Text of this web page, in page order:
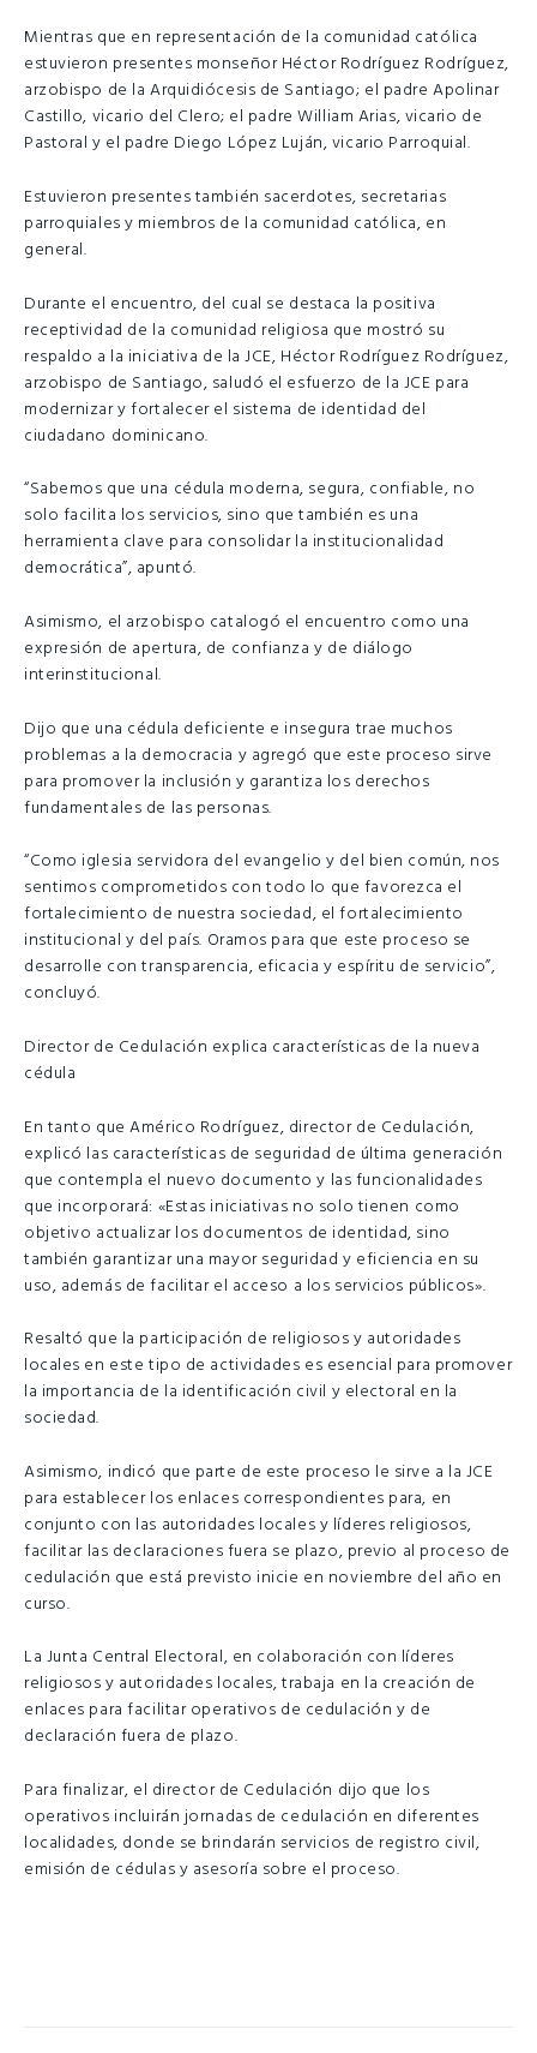
Mientras que en representación de la comunidad católica
estuvieron presentes monseñor Héctor Rodríguez Rodríguez,
arzobispo de la Arquidiócesis de Santiago; el padre Apolinar
Castillo, vicario del Clero; el padre William Arias, vicario de
Pastoral y el padre Diego López Luján, vicario Parroquial.
Estuvieron presentes también sacerdotes, secretarias
parroquiales y miembros de la comunidad católica, en
general.
Durante el encuentro, del cual se destaca la positiva
receptividad de la comunidad religiosa que mostró su
respaldo a la iniciativa de la JCE, Héctor Rodríguez Rodríguez,
arzobispo de Santiago, saludó el esfuerzo de la JCE para
modernizar y fortalecer el sistema de identidad del
ciudadano dominicano.
“Sabemos que una cédula moderna, segura, confiable, no
solo facilita los servicios, sino que también es una
herramienta clave para consolidar la institucionalidad
democrática”, apuntó.
Asimismo, el arzobispo catalogó el encuentro como una
expresión de apertura, de confianza y de diálogo
interinstitucional.
Dijo que una cédula deficiente e insegura trae muchos
problemas a la democracia y agregó que este proceso sirve
para promover la inclusión y garantiza los derechos
fundamentales de las personas.
“Como iglesia servidora del evangelio y del bien común, nos
sentimos comprometidos con todo lo que favorezca el
fortalecimiento de nuestra sociedad, el fortalecimiento
institucional y del país. Oramos para que este proceso se
desarrolle con transparencia, eficacia y espíritu de servicio”,
concluyó.
Director de Cedulación explica características de la nueva
cédula
En tanto que Américo Rodríguez, director de Cedulación,
explicó las características de seguridad de última generación
que contempla el nuevo documento y las funcionalidades
que incorporará: «Estas iniciativas no solo tienen como
objetivo actualizar los documentos de identidad, sino
también garantizar una mayor seguridad y eficiencia en su
uso, además de facilitar el acceso a los servicios públicos».
Resaltó que la participación de religiosos y autoridades
locales en este tipo de actividades es esencial para promover
la importancia de la identificación civil y electoral en la
sociedad.
Asimismo, indicó que parte de este proceso le sirve a la JCE
para establecer los enlaces correspondientes para, en
conjunto con las autoridades locales y líderes religiosos,
facilitar las declaraciones fuera se plazo, previo al proceso de
cedulación que está previsto inicie en noviembre del año en
curso.
La Junta Central Electoral, en colaboración con líderes
religiosos y autoridades locales, trabaja en la creación de
enlaces para facilitar operativos de cedulación y de
declaración fuera de plazo.
Para finalizar, el director de Cedulación dijo que los
operativos incluirán jornadas de cedulación en diferentes
localidades, donde se brindarán servicios de registro civil,
emisión de cédulas y asesoría sobre el proceso.